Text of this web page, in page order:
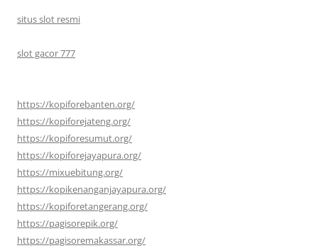
situs slot resmi
slot gacor 777
https://kopiforebanten.org/
https://kopiforejateng.org/
https://kopiforesumut.org/
https://kopiforejayapura.org/
https://mixuebitung.org/
https://kopikenanganjayapura.org/
https://kopiforetangerang.org/
https://pagisorepik.org/
https://pagisoremakassar.org/